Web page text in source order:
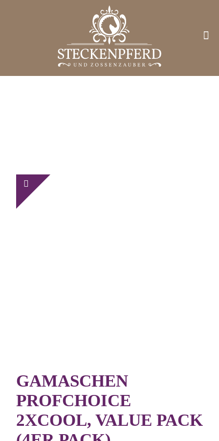
GAMASCHEN
PROFCHOICE
2XCOOL, VALUE PACK